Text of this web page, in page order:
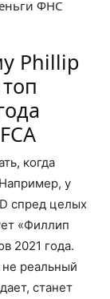
ФНС
Phillip
когда
у
спред целых
«Филлип
2021 года.
реальный
станет